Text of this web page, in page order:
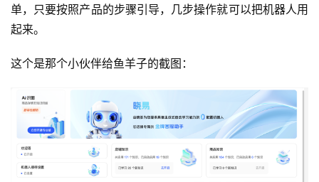
单，只要按照产品的步骤引导，几步操作就可以把机器人用
起来。
这个是那个小伙伴给鱼羊子的截图：